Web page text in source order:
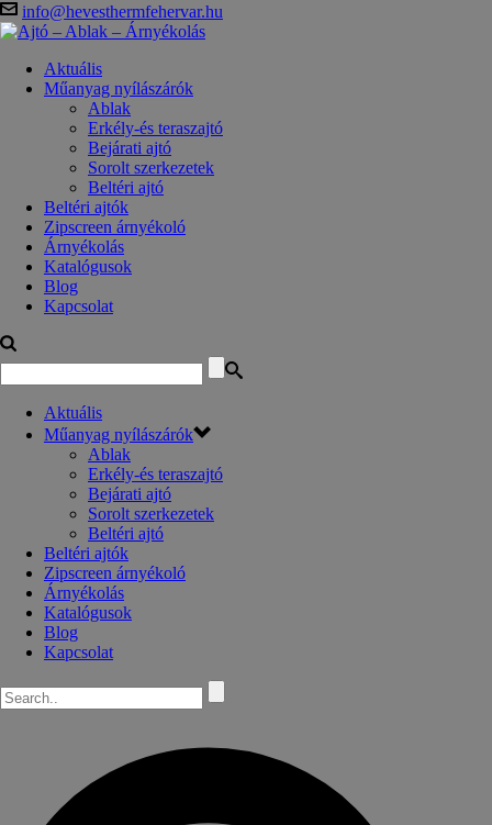
info@hevesthermfehervar.hu
Aktuális
Műanyag nyílászárók
Ablak
Erkély-és teraszajtó
Bejárati ajtó
Sorolt szerkezetek
Beltéri ajtó
Beltéri ajtók
Zipscreen árnyékoló
Árnyékolás
Katalógusok
Blog
Kapcsolat
Aktuális
Műanyag nyílászárók
Ablak
Erkély-és teraszajtó
Bejárati ajtó
Sorolt szerkezetek
Beltéri ajtó
Beltéri ajtók
Zipscreen árnyékoló
Árnyékolás
Katalógusok
Blog
Kapcsolat